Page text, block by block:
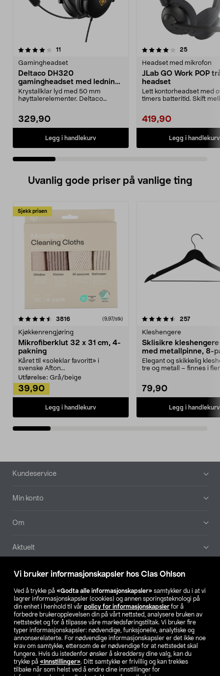
Vi bruker informasjonskapsler hos Clas Ohlson
Ved å trykke på «Godta alle informasjonskapsler» samtykker du i at vi
lagrer informasjonskapsler (cookies) og annen sporingsteknologi på
din enhet i henhold til vår policy for informasjonskapsler for å
forbedre brukeropplevelsen din på vårt nettsted, analysere bruken av
nettstedet og for å tilpasse våre markedsføringstiltak. Vi bruker fire
typer informasjonskapsler: nødvendige, funksjonelle, analytiske og
annonserelaterte. For nødvendige informasjonskapsler er det ikke noe
krav om samtykke, ettersom de er nødvendige for at nettstedet skal
fungere. Hvis du istedenfor ønsker å skreddersy dine valg, kan du
trykke på «Innstillinger». Ditt samtykke er frivillig og kan trekkes
tilbake når som helst ved å endre dine innstillinger for
11
Gamingheadset
Deltaco DH320
gamingheadset med ledning,
GAM-190
Krystallklar lyd med 50 mm
høyttalerelementer. Deltaco
329,90
Legg i handlekurv
4.0 av 5 stjerner 25
Headset med mikrofon
JLab GO Work POP
headset
Lett kontorheadset med
timers batteritid. Skift
419,90
Legg i handlekurv
4.0 av 5 stjerner
Uvanlig gode priser på vanlige ting
Sjekk prisen
3816anmeldelser(9,97/stk)
Kjøkkenrengjøring
Mikrofiberklut 32 x 31 cm, 4-
pakning
Kåret til «soleklar favoritt» i
svenske Afton...
Utførelse: Grå/beige
39,90
Legg i handlekurv
4.5av 5 stjerner 257
Kleshengere
Sklisikre
med metallpinne, 8-
Elegant og skikkelig
tre og metall – finnes i
79,90
Legg i handlekurv
4.5av 5 stjerner
Bunntekst
Kundeservice
Min konto
Om
Aktuelt
Våre selskaper
Finn din butikk
SE NO FI